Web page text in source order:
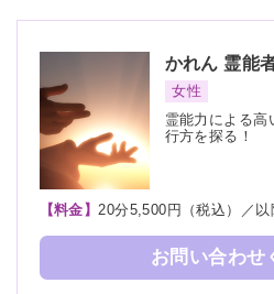
かれん 霊能
女性
霊能力による高
行方を探る！
【料金】20分5,500円（税込）／以
お問い合わせ